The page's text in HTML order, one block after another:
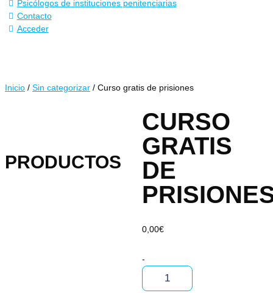
Psicólogos de instituciones penitenciarias
Contacto
Acceder
Inicio / Sin categorizar / Curso gratis de prisiones
CURSO
GRATIS
DE
0,00€
-
PRODUCTOS